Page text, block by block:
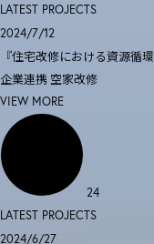
LATEST PROJECTS
2024/7/12
『住宅改修における資源循
企業連携 空家改修
VIEW MORE
24
LATEST PROJECTS
2024/6/27